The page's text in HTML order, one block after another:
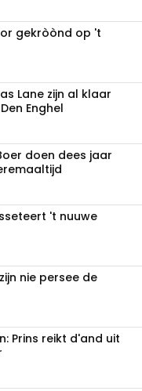
gekròònd op 't
Lane zijn al klaar
Enghel
doen dees jaar
't nuuwe
nie persee de
Prins reikt d'and uit